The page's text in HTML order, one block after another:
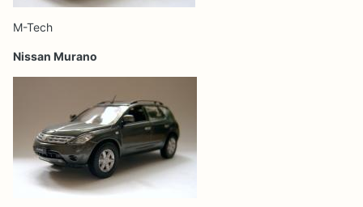
M-Tech
Nissan Murano